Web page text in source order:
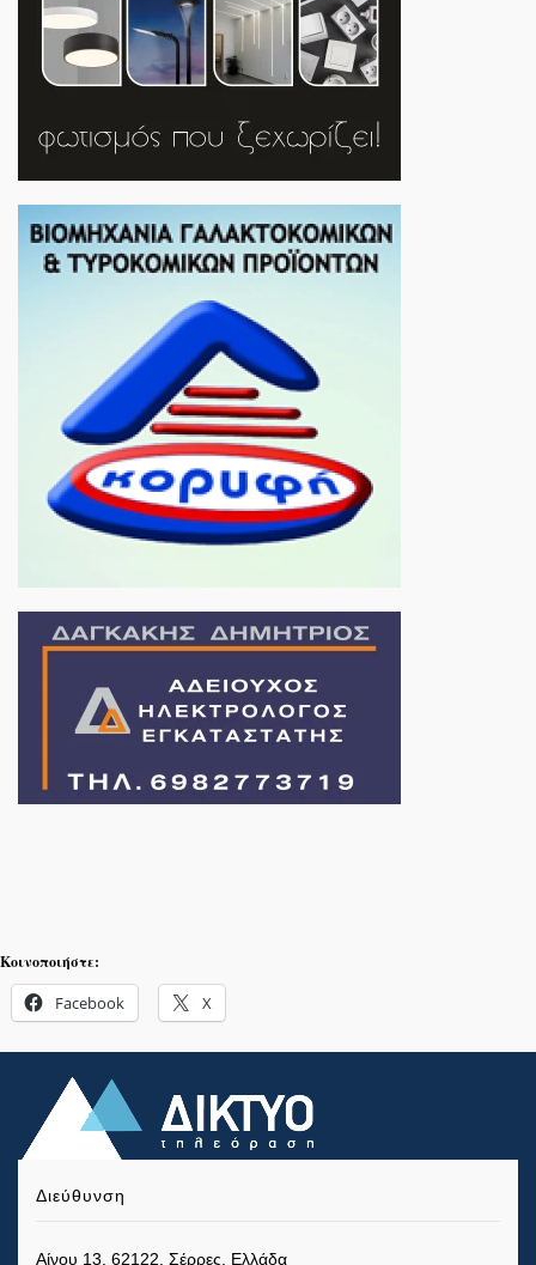
Κοινοποιήστε:
Facebook X
Διεύθυνση
Αίνου 13, 62122, Σέρρες, Ελλάδα